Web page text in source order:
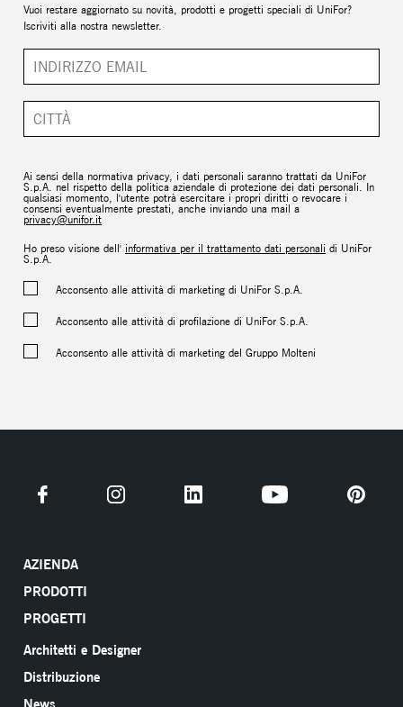
Vuoi restare aggiornato su novità, prodotti e progetti speciali di UniFor?
Iscriviti alla nostra newsletter.
Ai sensi della normativa privacy, i dati personali saranno trattati da UniFor
S.p.A. nel rispetto della politica aziendale di protezione dei dati personali. In
qualsiasi momento, l'utente potrà esercitare i propri diritti o revocare i
consensi eventualmente prestati, anche inviando una mail a
privacy@unifor.it
Ho preso visione dell' informativa per il trattamento dati personali di UniFor
S.p.A.
Acconsento alle attività di marketing di UniFor S.p.A.
Acconsento alle attività di profilazione di UniFor S.p.A.
Acconsento alle attività di marketing del Gruppo Molteni
AZIENDA
PRODOTTI
PROGETTI
Architetti e Designer
Distribuzione